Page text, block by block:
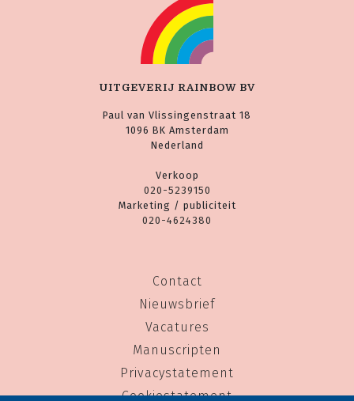
UITGEVERIJ RAINBOW BV
Paul van Vlissingenstraat 18
1096 BK Amsterdam
Nederland
Verkoop
020-5239150
Marketing / publiciteit
020-4624380
Contact
Nieuwsbrief
Vacatures
Manuscripten
Privacystatement
Cookiestatement